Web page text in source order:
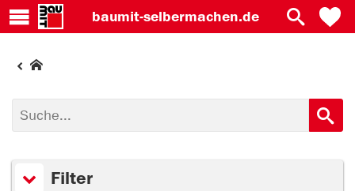
baumit-selbermachen.de
Filter